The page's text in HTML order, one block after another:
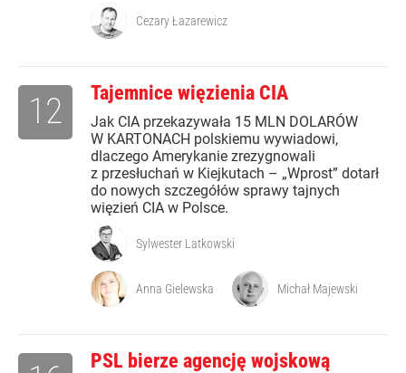
Cezary Łazarewicz
Tajemnice więzienia CIA
Jak CIA przekazywała 15 MLN DOLARÓW
W KARTONACH polskiemu wywiadowi,
dlaczego Amerykanie zrezygnowali
z przesłuchań w Kiejkutach – „Wprost” dotarł
do nowych szczegółów sprawy tajnych
więzień CIA w Polsce.
12
Sylwester Latkowski
Anna Gielewska Michał Majewski
PSL bierze agencję wojskową